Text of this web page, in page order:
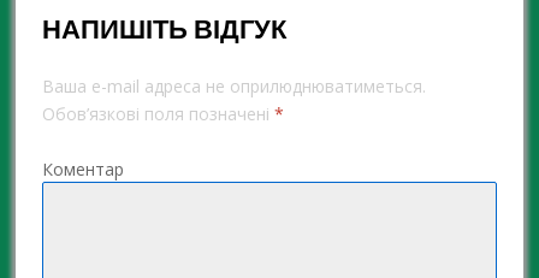
НАПИШІТЬ ВІДГУК
Ваша e-mail адреса не оприлюднюватиметься.
Обов’язкові поля позначені *
Коментар